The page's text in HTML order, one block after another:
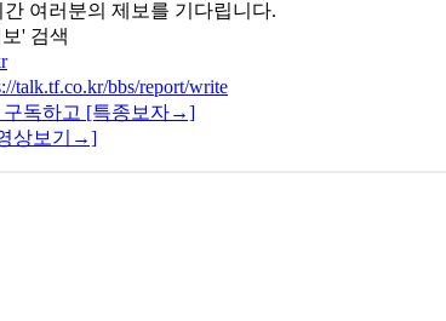
여러분의 제보를 기다립니다.
' 검색
talk.tf.co.kr/bbs/report/write
구독하고 [특종보자→]
상보기→]